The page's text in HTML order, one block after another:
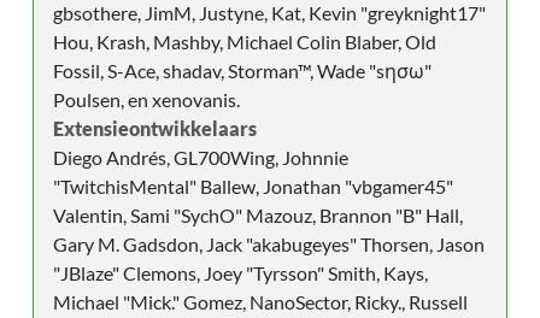
gbsothere, JimM, Justyne, Kat, Kevin "greyknight17"
Hou, Krash, Mashby, Michael Colin Blaber, Old
Fossil, S-Ace, shadav, Storman™, Wade "sησω"
Poulsen, en xenovanis.
Extensieontwikkelaars
Diego Andrés, GL700Wing, Johnnie
"TwitchisMental" Ballew, Jonathan "vbgamer45"
Valentin, Sami "SychO" Mazouz, Brannon "B" Hall,
Gary M. Gadsdon, Jack "akabugeyes" Thorsen, Jason
"JBlaze" Clemons, Joey "Tyrsson" Smith, Kays,
Michael "Mick." Gomez, NanoSector, Ricky., Russell